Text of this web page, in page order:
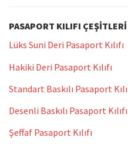
PASAPORT KILIFI ÇEŞITLERI
Lüks Suni Deri Pasaport Kılıfı
Hakiki Deri Pasaport Kılıfı
Standart Baskılı Pasaport
Desenli Baskılı Pasaport Kılıfı
Şeffaf Pasaport Kılıfı